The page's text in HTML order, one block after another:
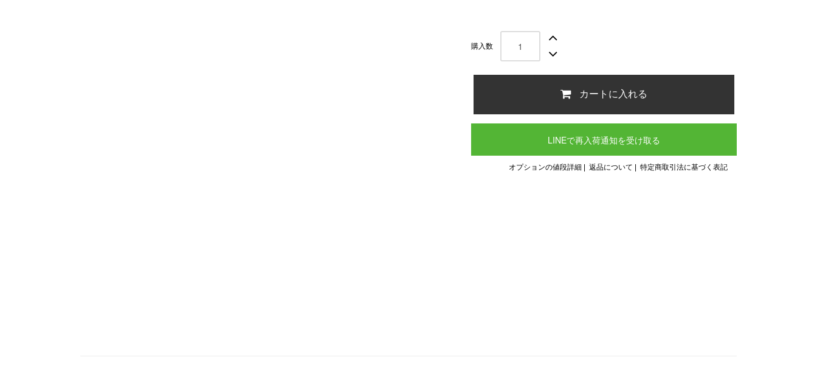
購入数
カートに入れる
LINEで再入荷通知を受け取る
オプションの値段詳細 返品について 特定商取引法に基づく表記